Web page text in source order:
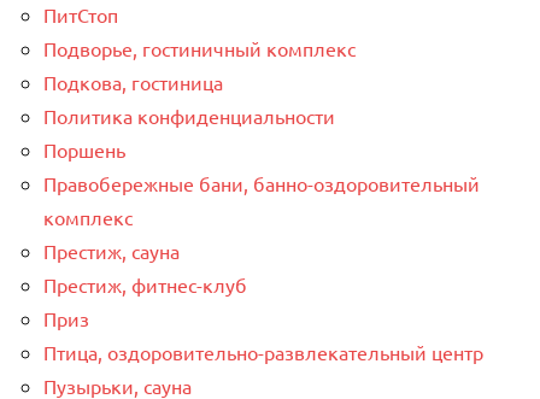
ПитСтоп
Подворье, гостиничный комплекс
Подкова, гостиница
Политика конфиденциальности
Поршень
Правобережные бани, банно-оздоровительный
комплекс
Престиж, сауна
Престиж, фитнес-клуб
Приз
Птица, оздоровительно-развлекательный центр
Пузырьки, сауна